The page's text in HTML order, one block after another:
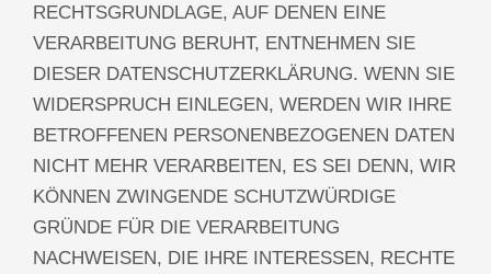
RECHTSGRUNDLAGE, AUF DENEN EINE
VERARBEITUNG BERUHT, ENTNEHMEN SIE
DIESER DATENSCHUTZERKLÄRUNG. WENN SIE
WIDERSPRUCH EINLEGEN, WERDEN WIR IHRE
BETROFFENEN PERSONENBEZOGENEN DATEN
NICHT MEHR VERARBEITEN, ES SEI DENN, WIR
KÖNNEN ZWINGENDE SCHUTZWÜRDIGE
GRÜNDE FÜR DIE VERARBEITUNG
NACHWEISEN, DIE IHRE INTERESSEN, RECHTE